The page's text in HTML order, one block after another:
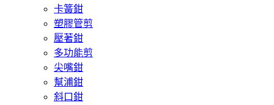
卡簧鉗
塑膠管剪
壓著鉗
多功能剪
尖嘴鉗
幫浦鉗
斜口鉗